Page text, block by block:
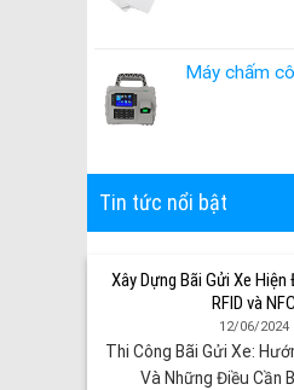
Máy chấm
Tin tức nổi bật
Xây Dựng Bãi Gửi Xe
RFID và NFC
12/06/2024
Thi Công Bãi Gửi Xe:
Và Những Điều Cần